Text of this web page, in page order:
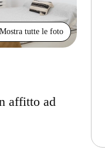
Mostra tutte le foto
affitto ad